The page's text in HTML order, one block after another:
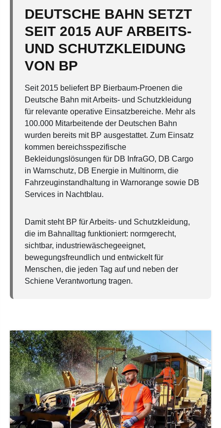
DEUTSCHE BAHN SETZT
SEIT 2015 AUF ARBEITS-
UND SCHUTZKLEIDUNG
VON BP
Seit 2015 beliefert BP Bierbaum-Proenen die
Deutsche Bahn mit Arbeits- und Schutzkleidung
für relevante operative Einsatzbereiche. Mehr als
100.000 Mitarbeitende der Deutschen Bahn
wurden bereits mit BP ausgestattet. Zum Einsatz
kommen bereichsspezifische
Bekleidungslösungen für DB InfraGO, DB Cargo
in Warnschutz, DB Energie in Multinorm, die
Fahrzeuginstandhaltung in Warnorange sowie DB
Services in Nachtblau.
Damit steht BP für Arbeits- und Schutzkleidung,
die im Bahnalltag funktioniert: normgerecht,
sichtbar, industriewäschegeeignet,
bewegungsfreundlich und entwickelt für
Menschen, die jeden Tag auf und neben der
Schiene Verantwortung tragen.